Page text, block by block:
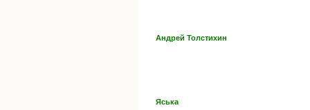
Андрей Толстихин
Яська